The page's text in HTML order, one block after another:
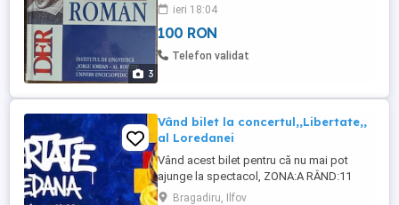
3
ieri 18:04
100 RON
Telefon validat
Vând bilet la concertul,,Libertate,,
al Loredanei
Vând acest bilet pentru că nu mai pot
ajunge la spectacol, ZONA:A RÂND:11
LOC:4 BILET ULTRA VIP (L-am cumpărat
Bragadiru, Ilfov